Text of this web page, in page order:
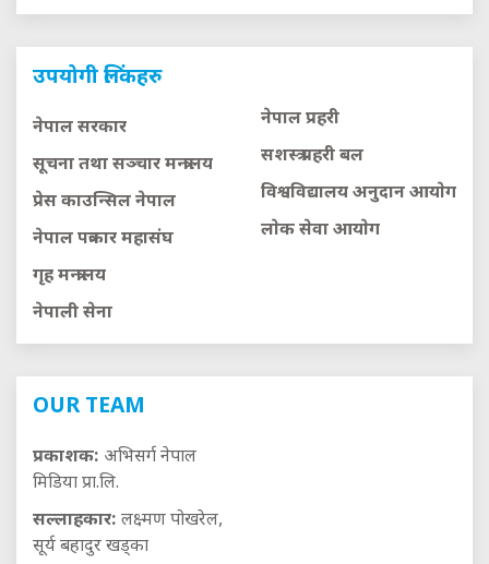
उपयोगी लिंकहरु
नेपाल सरकार
सूचना तथा सञ्चार मन्त्रालय
प्रेस काउन्सिल नेपाल
नेपाल पत्रकार महासंघ
गृह मन्त्रालय
नेपाली सेना
नेपाल प्रहरी
सशस्त्र प्रहरी बल
विश्वविद्यालय अनुदान आयाेग
लाेक सेवा आयाेग
OUR TEAM
प्रकाशक: अभिसर्ग नेपाल
मिडिया प्रा.लि.
सल्लाहकार: लक्ष्मण पोखरेल,
सूर्य बहादुर खड्का